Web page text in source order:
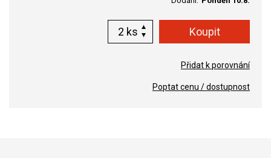
ks
Přidat k porovnání
Poptat cenu / dostupnost